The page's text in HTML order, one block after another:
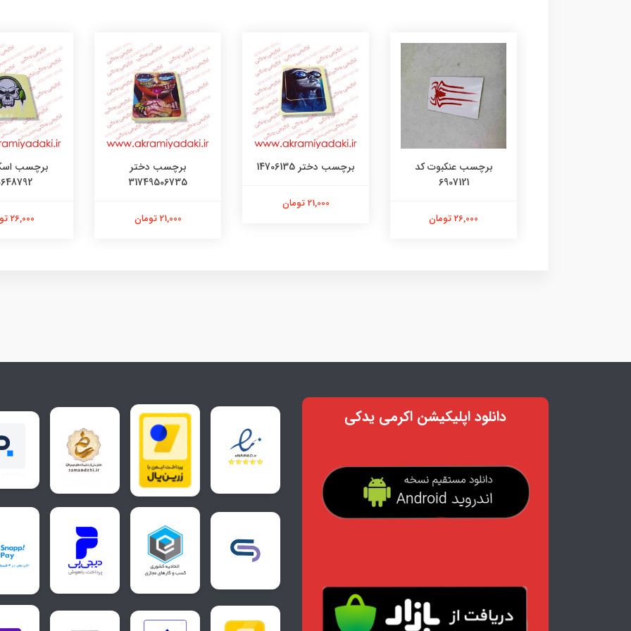
برچسب عنکبوت کد
6907121
26,000 تومان
برچسب دختر 14706135
21,000 تومان
برچسب دختر
31749506735
21,000 تومان
برچسب
26,000 تومان
دانلود اپلیکیشن اکرمی یدکی